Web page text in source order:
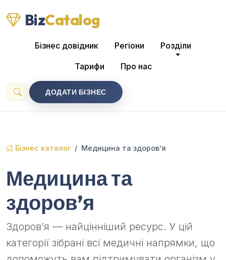
BizCatalog
Бізнес довідник Регіони Розділи
Тарифи Про нас
ДОДАТИ БІЗНЕС
Бізнес каталог Медицина та здоров’я
Медицина та
здоров’я
Здоров’я — найцінніший ресурс. У цій
категорії зібрані всі медичні напрямки, що